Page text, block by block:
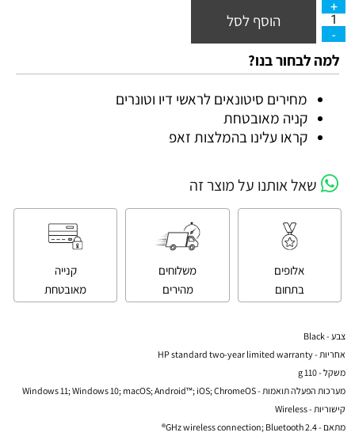
הוסף לסל
למה לבחור בנו?
מחירים סיטונאים לראשי דיו וטונרים
קניה מאובטחת
קראו עלינו בהמלצות זאפ
שאל אותנו על מוצר זה
אלופים
בתחום
משלוחים
מהירים
קנייה
מאובטחת
צבע - Black
אחריות - HP standard two-year limited warranty
משקל - 110 g
מערכות הפעלה תואמות - Windows 11; Windows 10; macOS; Android™; iOS; ChromeOS
קישוריות - Wireless
מתאם - 2.4 GHz wireless connection; Bluetooth®